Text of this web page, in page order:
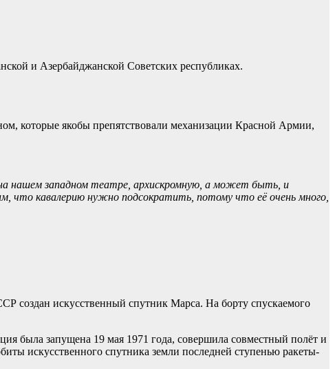
и Азербайджанской Советских республиках.
которые якобы препятствовали механизации Красной Армии,
нашем западном театре, архискромную, а может быть, и
что кавалерию нужно подсократить, потому что её очень много,
создан искусственный спутник Марса. На борту спускаемого
была запущена 19 мая 1971 года, совершила совместный полёт и
искусственного спутника земли последней ступенью ракеты-